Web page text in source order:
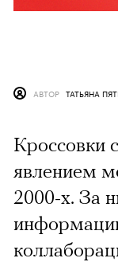
АВТОР ТАТЬЯНА
Кроссовки
явлением
2000-х. За